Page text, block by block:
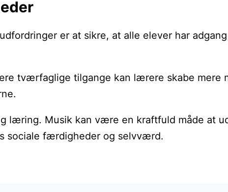
er at sikre, at alle elever har
tværfaglige tilgange kan lærere skabe
Musik kan være en kraftfuld måde at
sociale færdigheder og selvværd.